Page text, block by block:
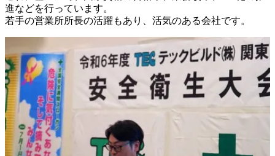
進などを行っています。
若手の営業所所長の活躍もあり、活気のある会社です。